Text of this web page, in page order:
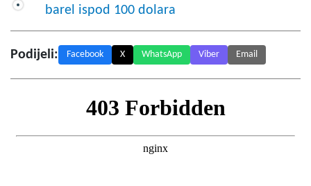
barel ispod 100 dolara
Podijeli: Facebook X WhatsApp Viber Email